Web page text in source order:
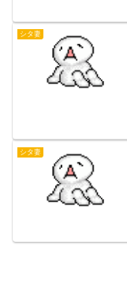
シタ妻
シタ妻